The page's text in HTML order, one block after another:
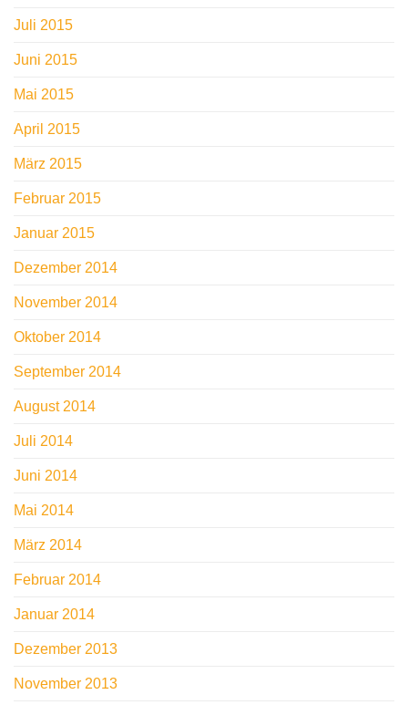
Juli 2015
Juni 2015
Mai 2015
April 2015
März 2015
Februar 2015
Januar 2015
Dezember 2014
November 2014
Oktober 2014
September 2014
August 2014
Juli 2014
Juni 2014
Mai 2014
März 2014
Februar 2014
Januar 2014
Dezember 2013
November 2013